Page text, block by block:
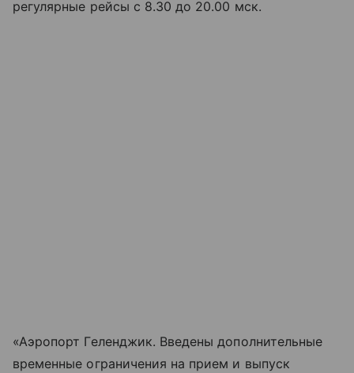
регулярные рейсы с 8.30 до 20.00 мск.
«Аэропорт Геленджик. Введены дополнительные
временные ограничения на прием и выпуск